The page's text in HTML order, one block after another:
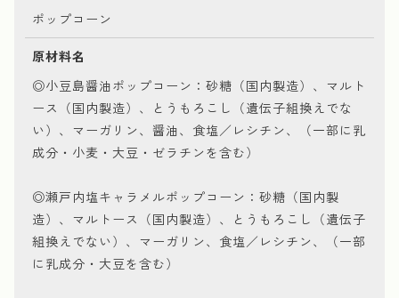
ポップコーン
原材料名
◎小豆島醤油ポップコーン：砂糖（国内製造）、マルト
ース（国内製造）、とうもろこし（遺伝子組換えでな
い）、マーガリン、醤油、食塩／レシチン、（一部に乳
成分・小麦・大豆・ゼラチンを含む）
◎瀬戸内塩キャラメルポップコーン：砂糖（国内製
造）、マルトース（国内製造）、とうもろこし（遺伝子
組換えでない）、マーガリン、食塩／レシチン、（一部
に乳成分・大豆を含む）